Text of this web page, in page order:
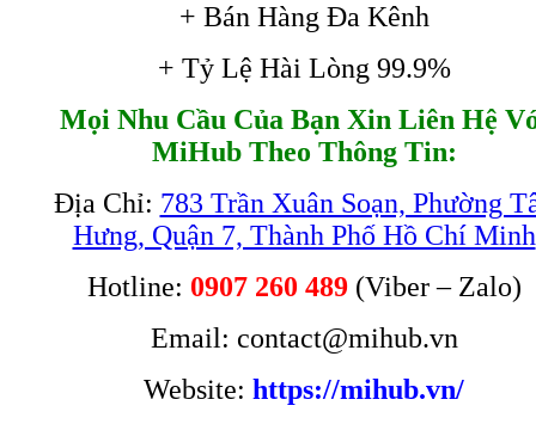
+ Bán Hàng Đa Kênh
+ Tỷ Lệ Hài Lòng 99.9%
Mọi Nhu Cầu Của Bạn Xin Liên Hệ
MiHub Theo Thông Tin:
Địa Chỉ: 783 Trần Xuân Soạn, Phường
Hưng, Quận 7, Thành Phố Hồ Chí Minh
Hotline: 0907 260 489(Viber – Zalo)
Email: contact@mihub.vn
Website: https://mihub.vn/